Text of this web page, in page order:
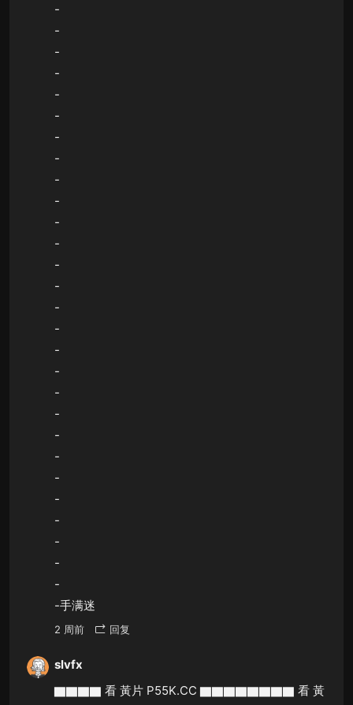
-
-
-
-
-
-
-
-
-
-
-
-
-
-
-
-
-
-
-
-
-
-
-
-
-
-
-
-
-手满迷
2 周前 回复
slvfx
▇▇▇▇ 看 黃片 P55K.CC ▇▇▇▇▇▇▇▇ 看 黃